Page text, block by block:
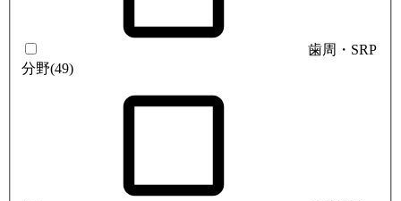
歯周・SRP
分野(49)